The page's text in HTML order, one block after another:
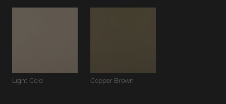
Light Gold Copper Brown